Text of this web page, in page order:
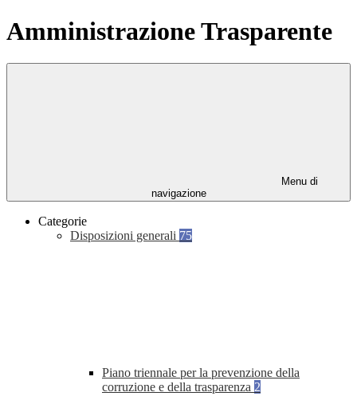
Amministrazione Trasparente
Menu di
navigazione
Categorie
Disposizioni generali 75
Piano triennale per la prevenzione della
corruzione e della trasparenza 2